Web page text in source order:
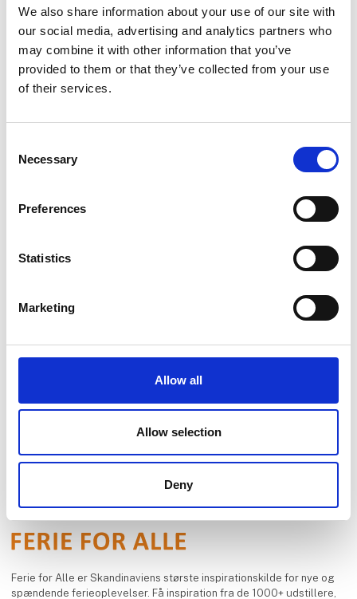
We also share information about your use of our site with
our social media, advertising and analytics partners who
may combine it with other information that you’ve
provided to them or that they’ve collected from your use
of their services.
Selection
Necessary
Preferences
Statistics
Marketing
Allow all
Allow selection
Deny
Artikel er skrevet af:
Jyske Adria Venner er en campingklub af Jyske og Fynske
Ferie for Alle er Skandinaviens største inspirationskilde for nye og
spændende ferieoplevelser. Få inspiration fra de 1000+ udstillere,